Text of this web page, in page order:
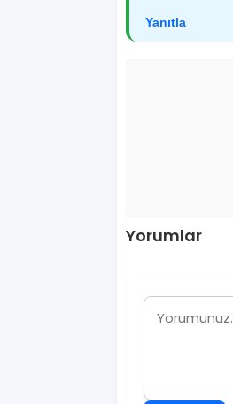
Yanıtla
Yorumlar